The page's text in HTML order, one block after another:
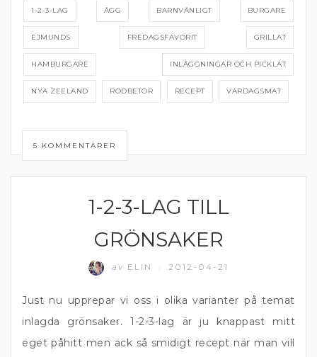
1-2-3-LAG ÄGG BARNVÄNLIGT BURGARE
EJMUNDS FREDAGSFAVORIT GRILLAT
HAMBURGARE INLÄGGNINGAR OCH PICKLAT
NYA ZEELAND RÖDBETOR RECEPT VARDAGSMAT
5 KOMMENTARER
1-2-3-LAG TILL
GRÖNSAKER
av ELIN 2012-04-21
Just nu upprepar vi oss i olika varianter på temat
inlagda grönsaker. 1-2-3-lag är ju knappast mitt
eget påhitt men ack så smidigt recept när man vill